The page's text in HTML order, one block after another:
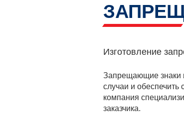
Изготовление
Запрещающие знаки
случаи и
компания
заказчика.